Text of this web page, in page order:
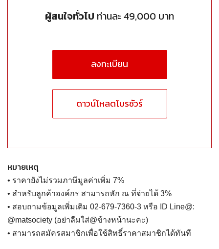
ผู้สนใจทั่วไป ท่านละ 49,000 บาท
ลงทะเบียน
ดาวน์โหลดโบรชัวร์
หมายเหตุ
• ราคายังไม่รวมภาษีมูลค่าเพิ่ม 7%
• สำหรับลูกค้าองค์กร สามารถหัก ณ ที่จ่ายได้ 3%
• สอบถามข้อมูลเพิ่มเติม 02-679-7360-3 หรือ ID Line@:
@matsociety (อย่าลืมใส่@ข้างหน้านะคะ)
• สามารถสมัครสมาชิกเพื่อใช้สิทธิ์ราคาสมาชิกได้ทันที